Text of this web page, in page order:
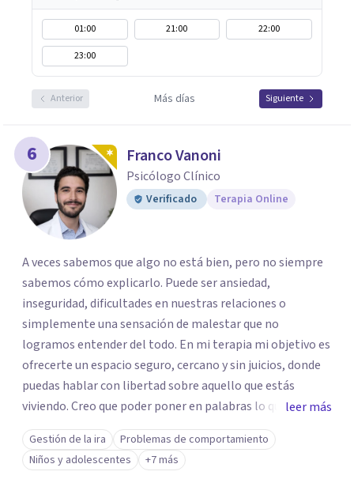
01:00 21:00
22:00
23:00
Anterior Más días Siguiente
6 Franco Vanoni
Psicólogo Clínico
Verificado Terapia Online
A veces sabemos que algo no está bien, pero no siempre
sabemos cómo explicarlo. Puede ser ansiedad,
inseguridad, dificultades en nuestras relaciones o
simplemente una sensación de malestar que no
logramos entender del todo. En mi terapia mi objetivo es
ofrecerte un espacio seguro, cercano y sin juicios, donde
puedas hablar con libertad sobre aquello que estás
viviendo. Creo que poder poner en palabras lo que
sentimos puede ser un primer paso para empezar a
comprenderlo y trabajarlo desde un lugar donde cada
persona se pueda sentir cómoda y yendo a su propio
leer más
Gestión de la ira
Problemas de comportamiento
Niños y adolescentes
+7 más